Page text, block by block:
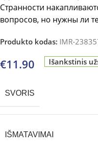
Странности
вопросов, но нужны ли
Produkto kodas: IMR-
€11.90 Išankstinis
SVORIS
IŠMATAVIMAI